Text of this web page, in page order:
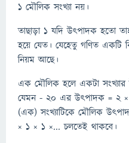
১ মৌলিক সংখ্যা নয়।
তাছাড়া ১ যদি উৎপাদক হতো
হয়ে যেত। যেহেতু গণিত একটি
নিয়ম আছে।
এক মৌলিক হলে একটা সংখ্যার
যেমন - ২০ এর উৎপাদক = ২
(এক) সংখ্যাটিকে মৌলিক
× ১ × ১ ×... চলতেই থাকবে।